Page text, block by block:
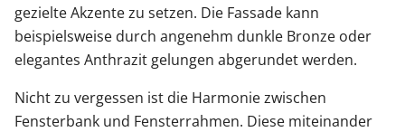
gezielte Akzente zu setzen. Die Fassade kann
beispielsweise durch angenehm dunkle Bronze oder
elegantes Anthrazit gelungen abgerundet werden.
Nicht zu vergessen ist die Harmonie zwischen
Fensterbank und Fensterrahmen. Diese miteinander